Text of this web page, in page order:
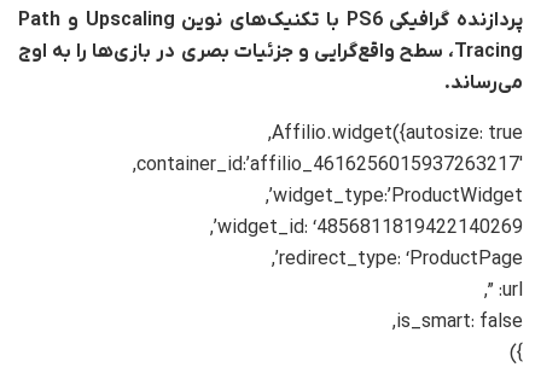
پردازنده گرافیکی PS6 با تکنیک‌های نوین Upscaling و Path
Tracing، سطح واقع‌گرایی و جزئیات بصری در بازی‌ها را به اوج
می‌رساند.
Affilio.widget({autosize: true,
container_id:’affilio_4616256015937263217′,
widget_type:’ProductWidget’,
widget_id: ‘4856811819422140269’,
redirect_type: ‘ProductPage’,
url: ”,
is_smart: false,
})